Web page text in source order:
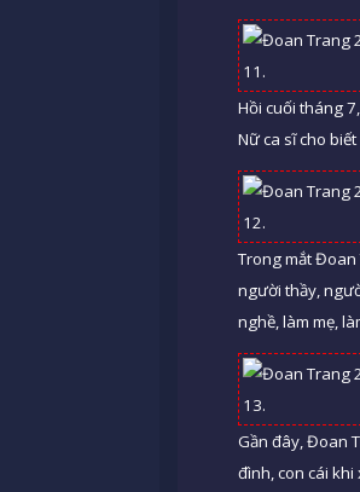
Hồi cuối tháng
Nữ ca sĩ cho
Trong mắt
người thầy,
nghề, làm mẹ,
Gần đây, Đoan
đình, con cái